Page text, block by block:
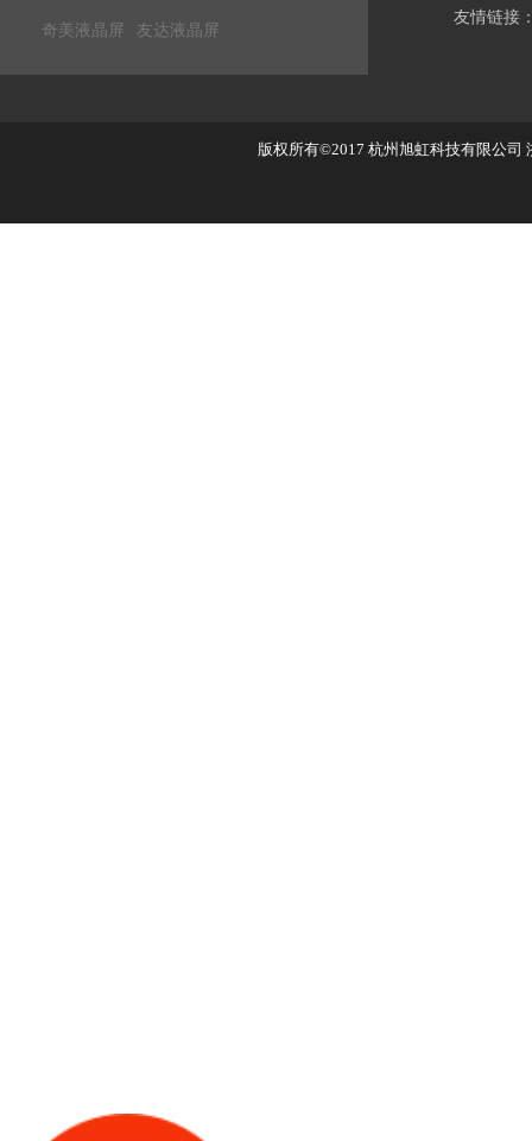
奇美液晶屏 友达液晶屏
友情链接
版权所有©2017 杭州旭虹科技有限公司